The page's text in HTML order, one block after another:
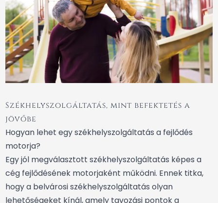
Székhelyszolgáltatás, mint befektetés a
jövőbe
Hogyan lehet egy székhelyszolgáltatás a fejlődés
motorja?
Egy jól megválasztott székhelyszolgáltatás képes a
cég fejlődésének motorjaként működni. Ennek titka,
hogy a belvárosi székhelyszolgáltatás olyan
lehetőségeket kínál, amely tavozási pontok a